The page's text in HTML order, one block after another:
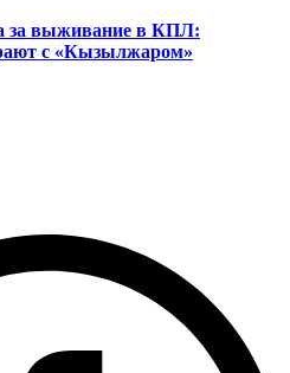
за выживание в КПЛ:
с «Кызылжаром»